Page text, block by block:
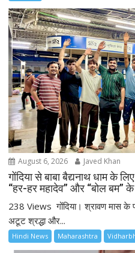
August 6, 2026 Javed Khan
गोंदिया से बाबा बैद्यनाथ धाम के
“हर-हर महादेव” और “बोल बम”
238 Views गोंदिया। श्रावण मास के
अटूट श्रद्धा और...
Hindi News Maharashtra